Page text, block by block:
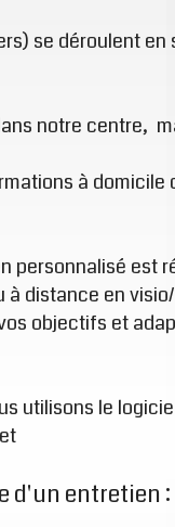
se déroulent en
notre centre,
à domicile
personnalisé est
à distance en
objectifs et
utilisons le
d'un entretien :